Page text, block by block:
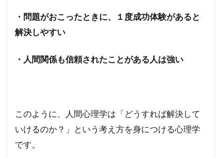
・問題がおこったときに、１度成功体験があると
解決しやすい
・人間関係も信頼されたことがある人は強い
このように、人間心理学は「どうすれば解決して
いけるのか？」という考え方を身につける心理学
です。